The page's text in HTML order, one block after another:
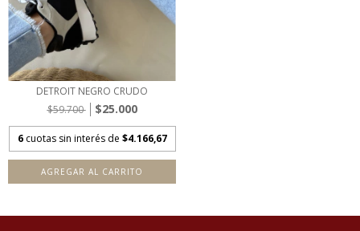
DETROIT NEGRO CRUDO
$59.700
$25.000
6 cuotas sin interés de $4.166,67
AGREGAR AL CARRITO